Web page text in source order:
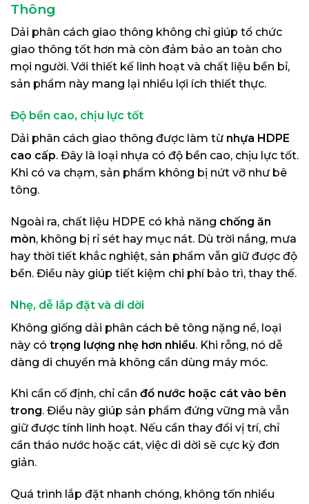
Thông
Dải phân cách giao thông không chỉ giúp tổ chức
giao thông tốt hơn mà còn đảm bảo an toàn cho
mọi người. Với thiết kế linh hoạt và chất liệu bền bỉ,
sản phẩm này mang lại nhiều lợi ích thiết thực.
Độ bền cao, chịu lực tốt
Dải phân cách giao thông được làm từ nhựa HDPE
cao cấp. Đây là loại nhựa có độ bền cao, chịu lực tốt.
Khi có va chạm, sản phẩm không bị nứt vỡ như bê
tông.
Ngoài ra, chất liệu HDPE có khả năng chống ăn
mòn, không bị rỉ sét hay mục nát. Dù trời nắng, mưa
hay thời tiết khắc nghiệt, sản phẩm vẫn giữ được độ
bền. Điều này giúp tiết kiệm chi phí bảo trì, thay thế.
Nhẹ, dễ lắp đặt và di dời
Không giống dải phân cách bê tông nặng nề, loại
này có trọng lượng nhẹ hơn nhiều. Khi rỗng, nó dễ
dàng di chuyển mà không cần dùng máy móc.
Khi cần cố định, chỉ cần đổ nước hoặc cát vào bên
trong. Điều này giúp sản phẩm đứng vững mà vẫn
giữ được tính linh hoạt. Nếu cần thay đổi vị trí, chỉ
cần tháo nước hoặc cát, việc di dời sẽ cực kỳ đơn
giản.
Quá trình lắp đặt nhanh chóng, không tốn nhiều